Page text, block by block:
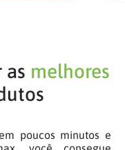
as melhores
poucos minutos e